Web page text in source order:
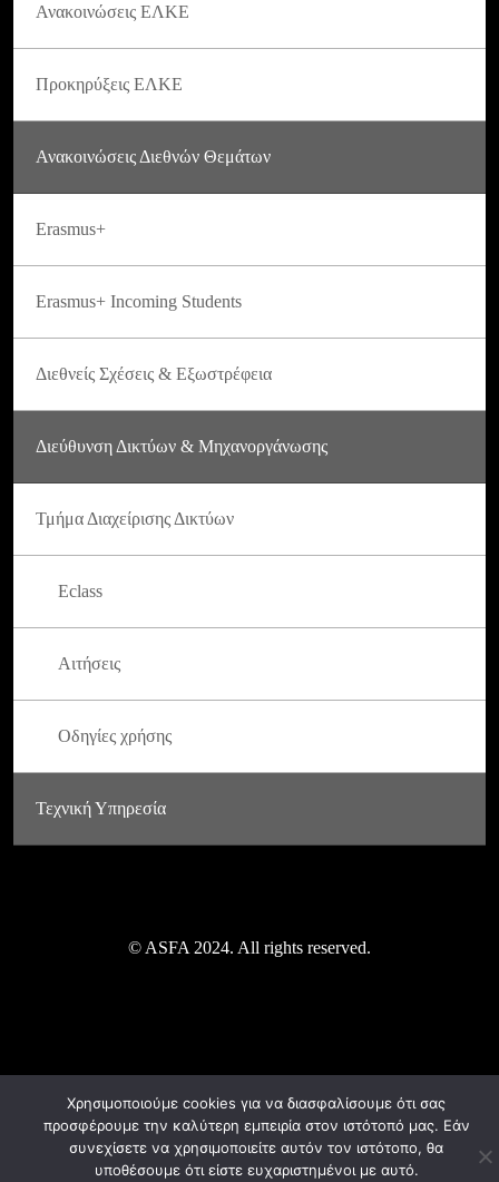
Ανακοινώσεις ΕΛΚΕ
Προκηρύξεις ΕΛΚΕ
Ανακοινώσεις Διεθνών Θεμάτων
Erasmus+
Erasmus+ Incoming Students
Διεθνείς Σχέσεις & Εξωστρέφεια
Διεύθυνση Δικτύων & Μηχανοργάνωσης
Τμήμα Διαχείρισης Δικτύων
Eclass
Αιτήσεις
Οδηγίες χρήσης
Τεχνική Υπηρεσία
© ASFA 2024. All rights reserved.
Χρησιμοποιούμε cookies για να διασφαλίσουμε ότι σας
προσφέρουμε την καλύτερη εμπειρία στον ιστότοπό μας. Εάν
συνεχίσετε να χρησιμοποιείτε αυτόν τον ιστότοπο, θα
υποθέσουμε ότι είστε ευχαριστημένοι με αυτό.